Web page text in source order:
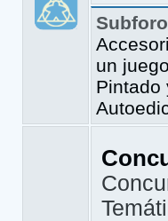
un
Pintado